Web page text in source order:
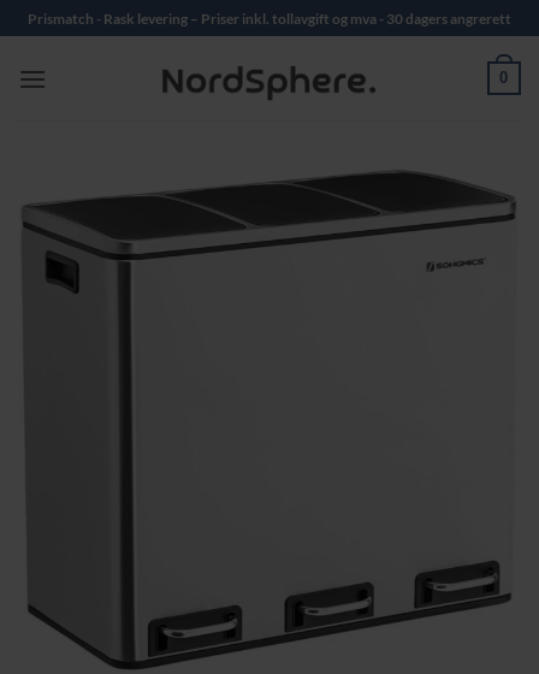
Skip
to
content
Prismatch - Rask levering – Priser inkl. tollavgift og mva - 30 dagers angrerett
0